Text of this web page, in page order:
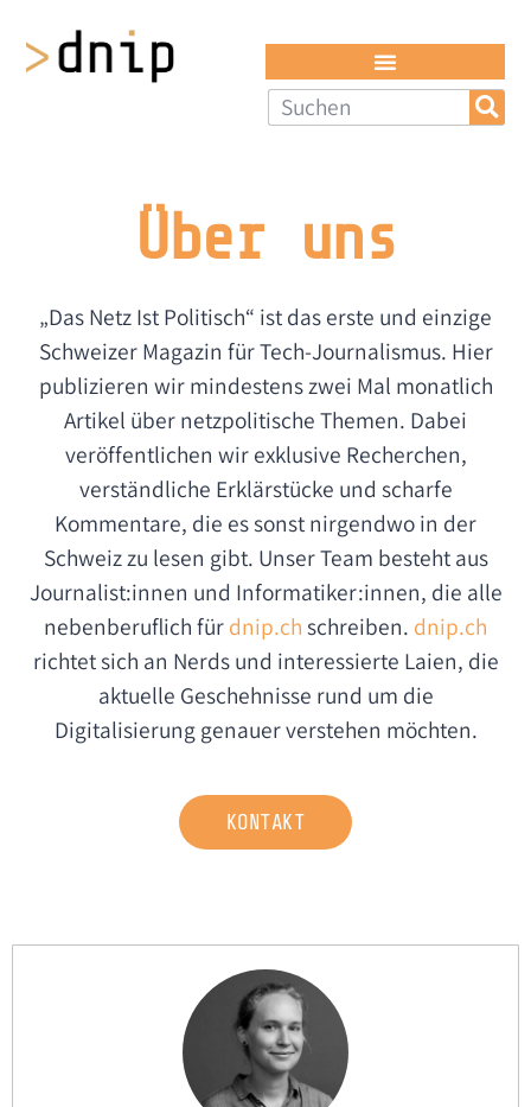
Über uns
„Das Netz Ist Politisch“ ist das erste und einzige
Schweizer Magazin für Tech-Journalismus. Hier
publizieren wir mindestens zwei Mal monatlich
Artikel über netzpolitische Themen. Dabei
veröffentlichen wir exklusive Recherchen,
verständliche Erklärstücke und scharfe
Kommentare, die es sonst nirgendwo in der
Schweiz zu lesen gibt. Unser Team besteht aus
Journalist:innen und Informatiker:innen, die alle
nebenberuflich fürdnip.chschreiben. dnip.ch
richtet sich an Nerds und interessierte Laien, die
aktuelle Geschehnisse rund um die
Digitalisierung genauer verstehen möchten.
KONTAKT